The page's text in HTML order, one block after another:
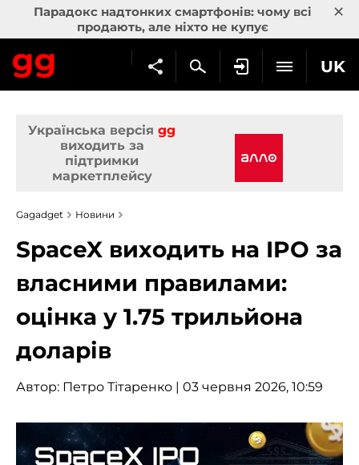
Парадокс надтонких смартфонів: чому всі
продають, але ніхто не купує
×
UK
Українська версія gg
виходить за
підтримки
маркетплейсу
Gagadget Новини
SpaceX виходить на IPO за
власними правилами:
оцінка у 1.75 трильйона
доларів
Автор: Петро Тітаренко | 03 червня 2026, 10:59